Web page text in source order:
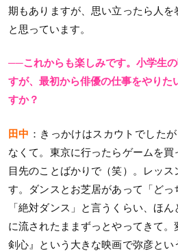
期もありますが、思い立ったら人
と思っています。
──これからも楽しみです。小学生
すが、最初から俳優の仕事をやりた
すか？
田中 ：きっかけはスカウトでした
なくて。東京に行ったらゲームを
目先のことばかりで（笑）。レッ
す。ダンスとお芝居があって「ど
「絶対ダンス」と言うくらい、ほ
に流されたままずっとやってきて
剣心』という大きな映画で弥彦と